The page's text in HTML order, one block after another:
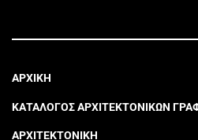
ΑΡΧΙΚΗ
ΚΑΤΑΛΟΓΟΣ ΑΡΧΙΤΕΚΤΟΝΙΚΩΝ
ΑΡΧΙΤΕΚΤΟΝΙΚΗ